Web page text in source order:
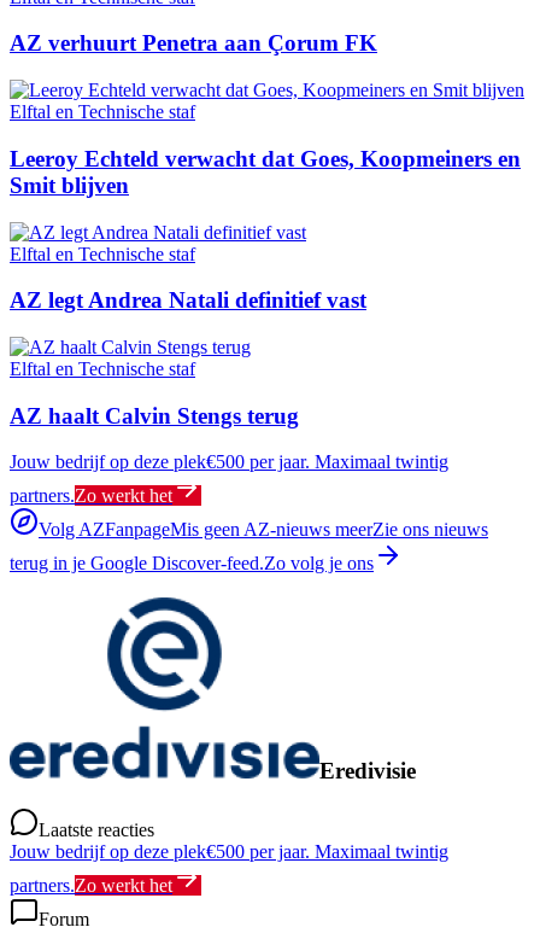
AZ verhuurt Penetra aan Çorum FK
Elftal en Technische staf
Leeroy Echteld verwacht dat Goes, Koopmeiners en
Smit blijven
Elftal en Technische staf
AZ legt Andrea Natali definitief vast
Elftal en Technische staf
AZ haalt Calvin Stengs terug
Jouw bedrijf op deze plek€500 per jaar. Maximaal twintig
partners.Zo werkt het
Volg AZFanpageMis geen AZ-nieuws meerZie ons nieuws
terug in je Google Discover-feed.Zo volg je ons
Eredivisie
Laatste reacties
Jouw bedrijf op deze plek€500 per jaar. Maximaal twintig
partners.Zo werkt het
Forum